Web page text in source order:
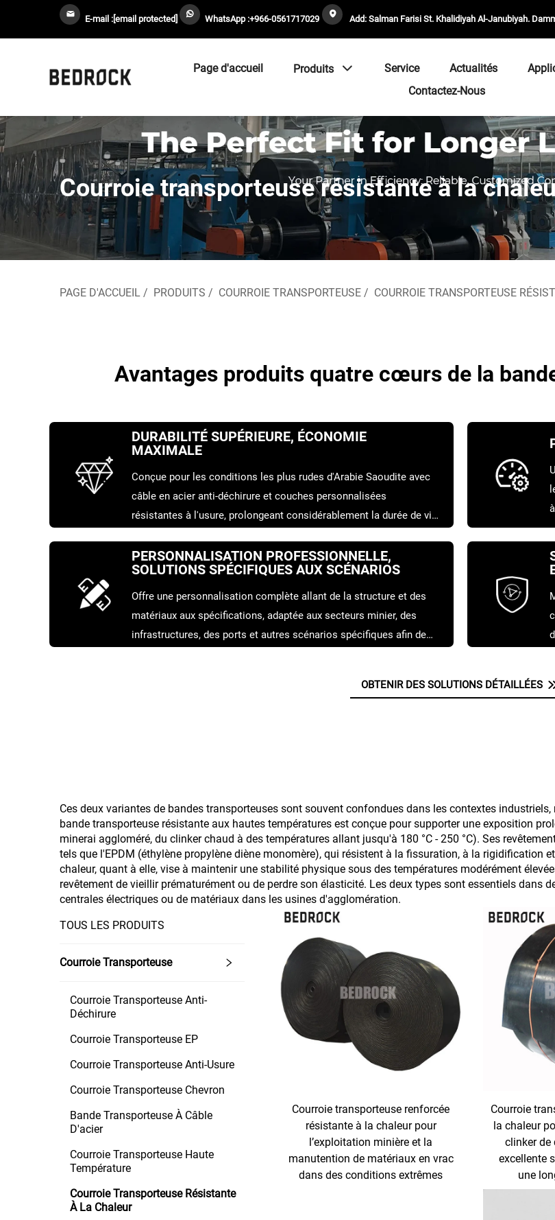
E-mail : [email protected] WhatsApp :+966-0561717029 Add: Salman Farisi St. Khalidiyah Al-Janubiyah.
Page d'accueil Produits Service Actualités
Contactez-Nous
Courroie transporteuse résistante à la
PAGE D'ACCUEIL / PRODUITS / COURROIE TRANSPORTEUSE / COURROIE TRANSPORTEUSE
Avantages produits quatre cœurs de la
DURABILITÉ SUPÉRIEURE, ÉCONOMIE
MAXIMALE
Conçue pour les conditions les plus rudes d'Arabie Saoudite avec
câble en acier anti-déchirure et couches personnalisées
résistantes à l'usure, prolongeant considérablement la durée de vie
PERSONNALISATION PROFESSIONNELLE,
SOLUTIONS SPÉCIFIQUES AUX SCÉNARIOS
Offre une personnalisation complète allant de la structure et des
matériaux aux spécifications, adaptée aux secteurs minier, des
infrastructures, des ports et autres scénarios spécifiques afin de
OBTENIR DES SOLUTIONS DÉTAILLÉES
Ces deux variantes de bandes transporteuses sont souvent confondues dans les contextes
bande transporteuse résistante aux hautes températures est conçue pour supporter une exposition
minerai aggloméré, du clinker chaud à des températures allant jusqu'à 180 °C - 250 °C). Ses
tels que l'EPDM (éthylène propylène diène monomère), qui résistent à la fissuration, à la rigidification
chaleur, quant à elle, vise à maintenir une stabilité physique sous des températures modérément
revêtement de vieillir prématurément ou de perdre son élasticité. Les deux types sont essentiels dans
centrales électriques ou de matériaux dans les usines d'agglomération.
TOUS LES PRODUITS
Courroie Transporteuse
Courroie Transporteuse Anti-
Déchirure
Courroie Transporteuse EP
Courroie Transporteuse Anti-Usure
Courroie Transporteuse Chevron
Bande Transporteuse À Câble
D'acier
Courroie Transporteuse Haute
Température
Courroie Transporteuse Résistante
À La Chaleur
Courroie transporteuse renforcée
résistante à la chaleur pour
l’exploitation minière et la
manutention de matériaux en vrac
dans des conditions extrêmes
Courroie
la chaleur
clinker de
excellente
une